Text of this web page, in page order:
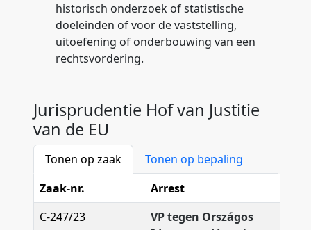
historisch onderzoek of statistische
doeleinden of voor de vaststelling,
uitoefening of onderbouwing van een
rechtsvordering.
Jurisprudentie Hof van Justitie
van de EU
Tonen op zaak
Tonen op bepaling
Zaak-nr.
Arrest
C-247/23
VP tegen Országos